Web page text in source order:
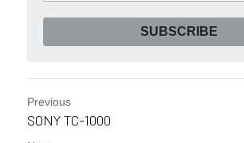
SUBSCRIBE
Previous
SONY TC-1000